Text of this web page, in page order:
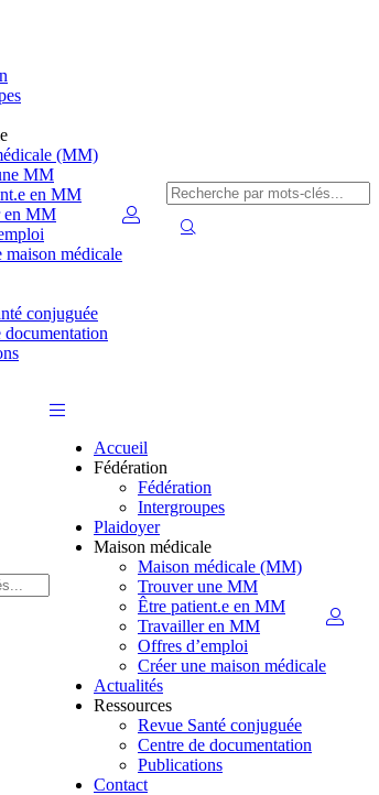
(MM)
MM
en MM
en MM
maison médicale
conjuguée
documentation
Accueil
Fédération
Fédération
Intergroupes
Plaidoyer
Maison médicale
Maison médicale (MM)
Trouver une MM
Être patient.e en MM
Travailler en MM
Offres d’emploi
Créer une maison médicale
Actualités
Ressources
Revue Santé conjuguée
Centre de documentation
Publications
Contact